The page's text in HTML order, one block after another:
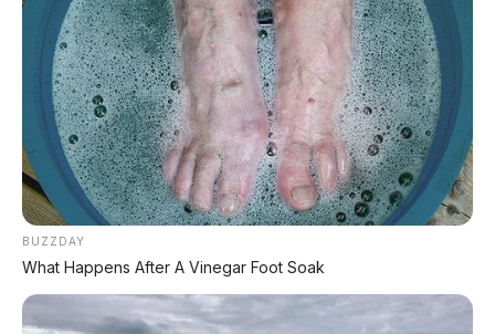
© 2026 AP Motor – Portal Otomotif Terpercaya | Sumber:
Tuningblog, First Look Video
Bagikan:
Postingan Terkait
BUZZDAY
What Happens After A Vinegar Foot Soak